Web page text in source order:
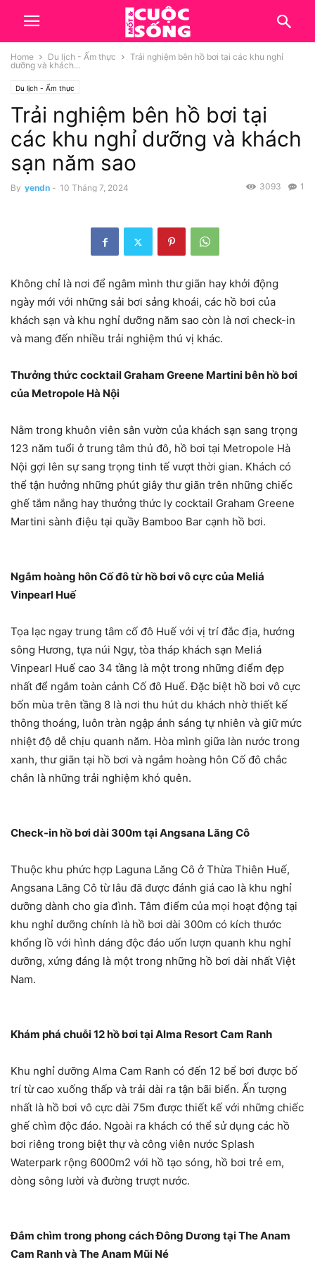
Home Du lịch - Ẩm thực
Trải nghiệm bên hồ bơi tại các khu nghỉ
dưỡng và khách...
Du lịch - Ẩm thực
Trải nghiệm bên hồ bơi tại
các khu nghỉ dưỡng và khách
sạn năm sao
By yendn - 10 Tháng 7, 2024 1
3093
Không chỉ là nơi để ngâm mình thư giãn hay khởi động
ngày mới với những sải bơi sảng khoái, các hồ bơi của
khách sạn và khu nghỉ dưỡng năm sao còn là nơi check-in
và mang đến nhiều trải nghiệm thú vị khác.
Thưởng thức cocktail Graham Greene Martini bên hồ bơi
của Metropole Hà Nội
Nằm trong khuôn viên sân vườn của khách sạn sang trọng
123 năm tuổi ở trung tâm thủ đô, hồ bơi tại Metropole Hà
Nội gợi lên sự sang trọng tinh tế vượt thời gian. Khách có
thể tận hưởng những phút giây thư giãn trên những chiếc
ghế tắm nắng hay thưởng thức ly cocktail Graham Greene
Martini sành điệu tại quầy Bamboo Bar cạnh hồ bơi.
Ngắm hoàng hôn Cố đô từ hồ bơi vô cực của Meliá
Vinpearl Huế
Tọa lạc ngay trung tâm cố đô Huế với vị trí đắc địa, hướng
sông Hương, tựa núi Ngự, tòa tháp khách sạn Meliá
Vinpearl Huế cao 34 tầng là một trong những điểm đẹp
nhất để ngắm toàn cảnh Cố đô Huế. Đặc biệt hồ bơi vô cực
bốn mùa trên tầng 8 là nơi thu hút du khách nhờ thiết kế
thông thoáng, luôn tràn ngập ánh sáng tự nhiên và giữ mức
nhiệt độ dễ chịu quanh năm. Hòa mình giữa làn nước trong
xanh, thư giãn tại hồ bơi và ngắm hoàng hôn Cố đô chắc
chắn là những trải nghiệm khó quên.
Check-in hồ bơi dài 300m tại Angsana Lăng Cô
Thuộc khu phức hợp Laguna Lăng Cô ở Thừa Thiên Huế,
Angsana Lăng Cô từ lâu đã được đánh giá cao là khu nghỉ
dưỡng dành cho gia đình. Tâm điểm của mọi hoạt động tại
khu nghỉ dưỡng chính là hồ bơi dài 300m có kích thước
khổng lồ với hình dáng độc đáo uốn lượn quanh khu nghỉ
dưỡng, xứng đáng là một trong những hồ bơi dài nhất Việt
Nam.
Khám phá chuỗi 12 hồ bơi tại Alma Resort Cam Ranh
Khu nghỉ dưỡng Alma Cam Ranh có đến 12 bể bơi được bố
trí từ cao xuống thấp và trải dài ra tận bãi biển. Ấn tượng
nhất là hồ bơi vô cực dài 75m được thiết kế với những chiếc
ghế chìm độc đáo. Ngoài ra khách có thể sử dụng các hồ
bơi riêng trong biệt thự và công viên nước Splash
Waterpark rộng 6000m2 với hồ tạo sóng, hồ bơi trẻ em,
dòng sông lười và đường trượt nước.
Đắm chìm trong phong cách Đông Dương tại The Anam
Cam Ranh và The Anam Mũi Né